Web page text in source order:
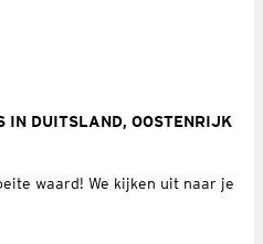
DUITSLAND, OOSTENRIJK
waard! We kijken uit naar je